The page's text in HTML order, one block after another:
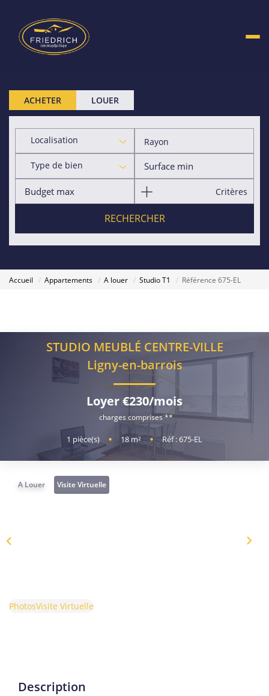
ACHETER LOUER
Localisation Rayon
Type de bien
Critères
RECHERCHER
Accueil Appartements A louer Studio T1 Référence 675-EL
STUDIO MEUBLÉ CENTRE-VILLE
Ligny-en-barrois
Loyer €230/mois
charges comprises **
1 pièce(s) • 18 m² • Réf : 675-EL
A Louer Visite Virtuelle
PhotosVisite Virtuelle
Description